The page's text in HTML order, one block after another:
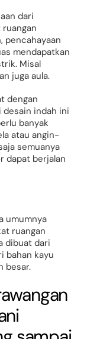
dari
pencahayaan
mendapatkan
Misal
juga aula.
dengan
desain indah ini
banyak
atau angin-
semuanya
dapat berjalan
umumnya
ruangan
dibuat dari
bahan kayu
besar.